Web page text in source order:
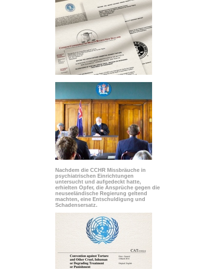
Nachdem die CCHR Missbräuche in
psychiatrischen Einrichtungen
untersucht und aufgedeckt hatte,
erhielten Opfer, die Ansprüche gegen die
neuseeländische Regierung geltend
machten, eine Entschuldigung und
Schadensersatz.